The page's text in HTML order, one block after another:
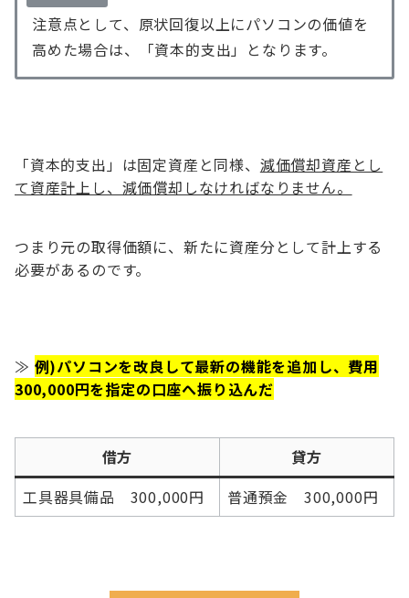
注意点として、原状回復以上にパソコンの価値を
高めた場合は、「資本的支出」となります。
「資本的支出」は固定資産と同様、 減価償却資産とし
て資産計上し、減価償却しなければなりません。
つまり元の取得価額に、新たに資産分として計上する
必要があるのです。
≫ 例)パソコンを改良して最新の機能を追加し、費用
300,000円を指定の口座へ振り込んだ
借方
貸方
工具器具備品 300,000円
普通預金 300,000円